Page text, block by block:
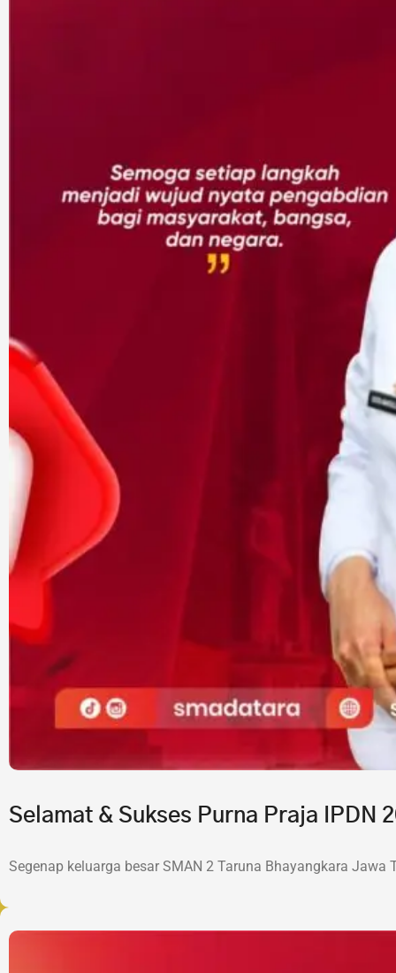
Selamat & Sukses Purna Praja IPDN
Segenap keluarga besar SMAN 2 Taruna Bhayangkara Jawa